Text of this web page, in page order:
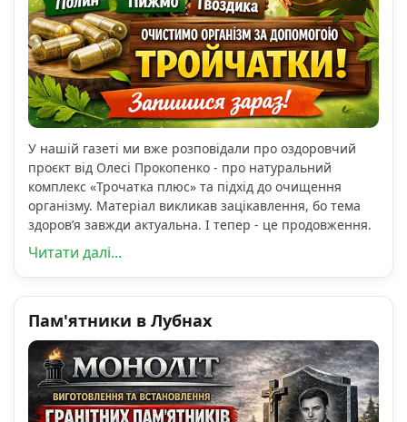
У нашій газеті ми вже розповідали про оздоровчий
проєкт від Олесі Прокопенко - про натуральний
комплекс «Трочатка плюс» та підхід до очищення
організму. Матеріал викликав зацікавлення, бо тема
здоров’я завжди актуальна. І тепер - це продовження.
Читати далі...
Пам'ятники в Лубнах